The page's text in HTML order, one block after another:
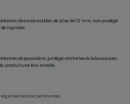
de corps solides de plus de 12 mm, non protégé
liquides.
de poussière, protégé contre les éclaboussures.
produit une fois installé
pertinentes.